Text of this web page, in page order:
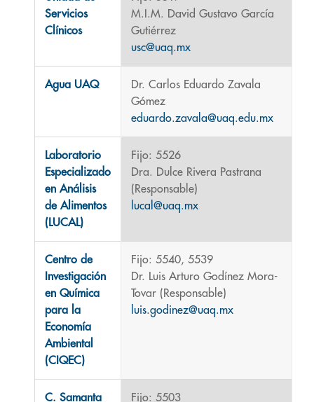
Servicios
Clínicos
M.I.M. David Gustavo García
Gutiérrez
usc@uaq.mx
Agua UAQ
Dr. Carlos Eduardo Zavala
Gómez
eduardo.zavala@uaq.edu.mx
Laboratorio
Especializado
en Análisis
de Alimentos
(LUCAL)
Fijo: 5526
Dra. Dulce Rivera Pastrana
(Responsable)
lucal@uaq.mx
Centro de
Investigación
en Química
para la
Economía
Ambiental
(CIQEC)
Fijo: 5540, 5539
Dr. Luis Arturo Godínez Mora-
Tovar (Responsable)
luis.godinez@uaq.mx
C. Samanta
Fijo: 5503